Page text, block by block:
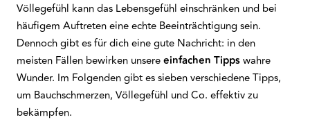
Völlegefühl kann das Lebensgefühl einschränken und bei
häufigem Auftreten eine echte Beeinträchtigung sein.
Dennoch gibt es für dich eine gute Nachricht: in den
meisten Fällen bewirken unsereeinfachen Tippswahre
Wunder. Im Folgenden gibt es sieben verschiedene Tipps,
um Bauchschmerzen, Völlegefühl und Co. effektiv zu
bekämpfen.